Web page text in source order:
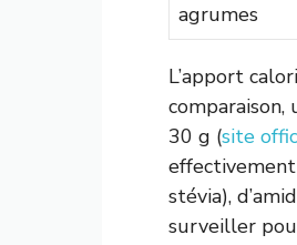
agrumes
L’apport
30 g (site
effectivement
stévia),
surveiller